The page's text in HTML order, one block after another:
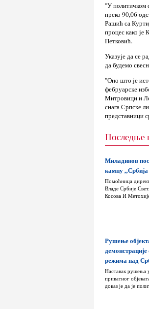
"У политичком
преко 90,06
Рашић са
процес како је
Петковић.
Указује да се
да будемо
"Оно што је
фебруарске
Митровици и
снага Српске
представници
Последње
Миладинов
кампу „Србија
Помоћница
Владе Србије
Косова И
Рушење
режима над
Наставак рушења
приватног
доказ је да је